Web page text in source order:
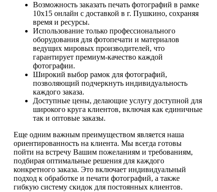
Возможность заказать печать фотографий в рамке
10х15 онлайн с доставкой в г. Пушкино, сохраняя
время и ресурсы.
Использование только профессионального
оборудования для фотопечати и материалов
ведущих мировых производителей, что
гарантирует премиум-качество каждой
фотографии.
Широкий выбор рамок для фотографий,
позволяющий подчеркнуть индивидуальность
каждого заказа.
Доступные цены, делающие услугу доступной для
широкого круга клиентов, включая как единичные
так и оптовые заказы.
Еще одним важным преимуществом является наша
ориентированность на клиента. Мы всегда готовы
пойти на встречу Вашим пожеланиям и требованиям,
подбирая оптимальные решения для каждого
конкретного заказа. Это включает индивидуальный
подход к обработке и печати фотографий, а также
гибкую систему скидок для постоянных клиентов.